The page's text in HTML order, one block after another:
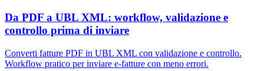
Da PDF a UBL XML: workflow, validazione e
controllo prima di inviare
Converti fatture PDF in UBL XML con validazione e controllo.
Workflow pratico per inviare e-fatture con meno errori.